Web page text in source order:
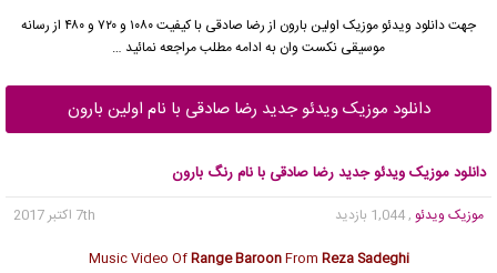
جهت دانلود ویدئو موزیک اولین بارون از رضا صادقی
با کیفیت ۱۰۸۰ و ۷۲۰ و ۴۸۰ از رسانه
موسیقی نکست وان به ادامه مطلب مراجعه نمائید …
دانلود موزیک ویدئو جدید رضا صادقی با نام اولین بارون
دانلود موزیک ویدئو جدید رضا صادقی با نام رنگ بارون
موزیک ویدئو , 1,044 بازدید
7th اکتبر 2017
Music Video OfRange BaroonFrom Reza Sadeghi